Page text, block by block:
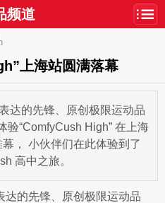
频道
上海站圆满落幕
达的先锋、原创极限运动品
验“ComfyCush High” 在上海
， 小伙伴们在此体验到了
高中之旅。
达的先锋、原创极限运动品